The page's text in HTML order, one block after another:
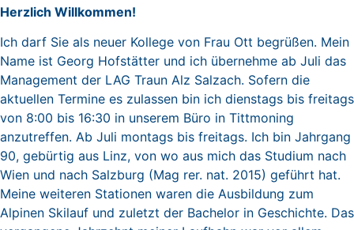
Herzlich Willkommen!
Ich darf Sie als neuer Kollege von Frau Ott begrüßen. Mein
Name ist Georg Hofstätter und ich übernehme ab Juli das
Management der LAG Traun Alz Salzach. Sofern die
aktuellen Termine es zulassen bin ich dienstags bis freitags
von 8:00 bis 16:30 in unserem Büro in Tittmoning
anzutreffen. Ab Juli montags bis freitags. Ich bin Jahrgang
90, gebürtig aus Linz, von wo aus mich das Studium nach
Wien und nach Salzburg (Mag rer. nat. 2015) geführt hat.
Meine weiteren Stationen waren die Ausbildung zum
Alpinen Skilauf und zuletzt der Bachelor in Geschichte. Das